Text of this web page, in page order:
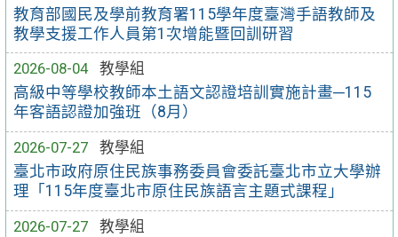
教育部國民及學前教育署115學年度臺灣手語教師及
教學支援工作人員第1次增能暨回訓研習
2026-08-04
教學組
高級中等學校教師本土語文認證培訓實施計畫─115
年客語認證加強班（8月）
2026-07-27
教學組
臺北市政府原住民族事務委員會委託臺北市立大學辦
理「115年度臺北市原住民族語言主題式課程」
2026-07-27
教學組